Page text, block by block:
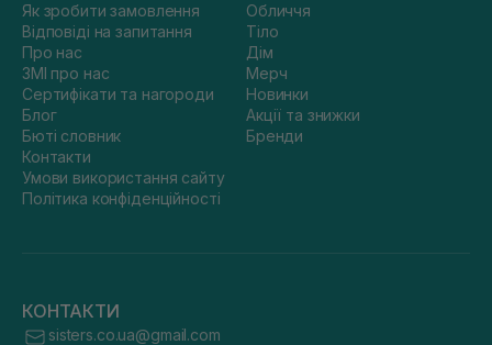
Як зробити замовлення
Відповіді на запитання
Про нас
ЗМІ про нас
Сертифікати та нагороди
Блог
Бюті словник
Контакти
Умови використання сайту
Політика конфіденційності
Обличчя
Тіло
Дім
Мерч
Новинки
Акції та знижки
Бренди
КОНТАКТИ
sisters.co.ua@gmail.com